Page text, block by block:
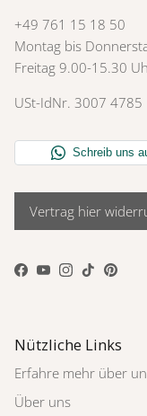
+49 761 15 18 50
Montag bis
Freitag 9.00-15.30
USt-IdNr. 3007 4785
Vertrag hier
Facebook
YouTube
Instagram
TikTok
Nützliche Links
Erfahre mehr über
Über uns